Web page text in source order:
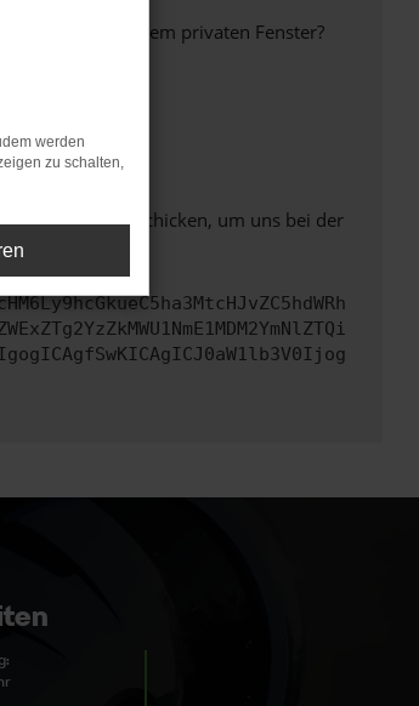
oder in einem privaten Fenster?
werden.
diesen Text schicken, um uns bei der
werden
zu schalten,